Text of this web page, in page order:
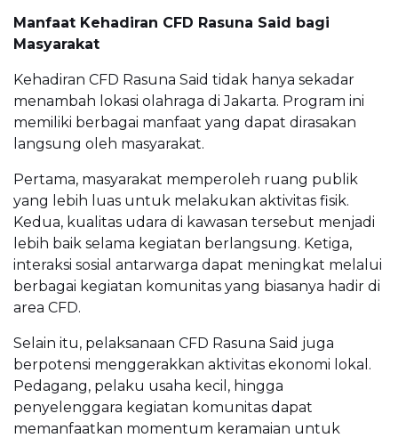
Manfaat Kehadiran CFD Rasuna Said bagi
Masyarakat
Kehadiran CFD Rasuna Said tidak hanya sekadar
menambah lokasi olahraga di Jakarta. Program ini
memiliki berbagai manfaat yang dapat dirasakan
langsung oleh masyarakat.
Pertama, masyarakat memperoleh ruang publik
yang lebih luas untuk melakukan aktivitas fisik.
Kedua, kualitas udara di kawasan tersebut menjadi
lebih baik selama kegiatan berlangsung. Ketiga,
interaksi sosial antarwarga dapat meningkat melalui
berbagai kegiatan komunitas yang biasanya hadir di
area CFD.
Selain itu, pelaksanaan CFD Rasuna Said juga
berpotensi menggerakkan aktivitas ekonomi lokal.
Pedagang, pelaku usaha kecil, hingga
penyelenggara kegiatan komunitas dapat
memanfaatkan momentum keramaian untuk